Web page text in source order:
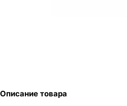
Описание товара